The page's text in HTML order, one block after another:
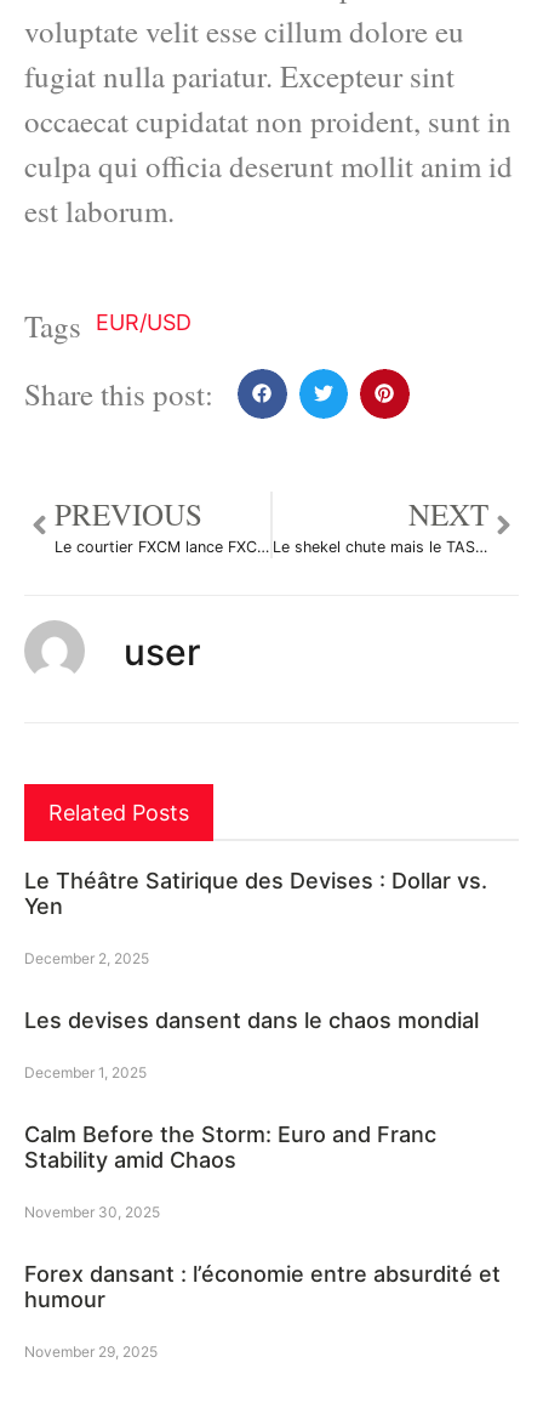
voluptate velit esse cillum dolore eu
fugiat nulla pariatur. Excepteur sint
occaecat cupidatat non proident, sunt in
culpa qui officia deserunt mollit anim id
est laborum.
Tags EUR/USD
Share this post:
PREVIOUS
Le courtier FXCM lance FXCM Labs
NEXT
Le shekel chute mais le TASE se maintient bien
user
Related Posts
Le Théâtre Satirique des Devises : Dollar vs.
Yen
December 2, 2025
Les devises dansent dans le chaos mondial
December 1, 2025
Calm Before the Storm: Euro and Franc
Stability amid Chaos
November 30, 2025
Forex dansant : l’économie entre absurdité et
humour
November 29, 2025